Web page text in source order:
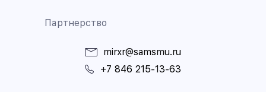
Партнерство
mirxr@samsmu.ru
+7 846 215-13-63